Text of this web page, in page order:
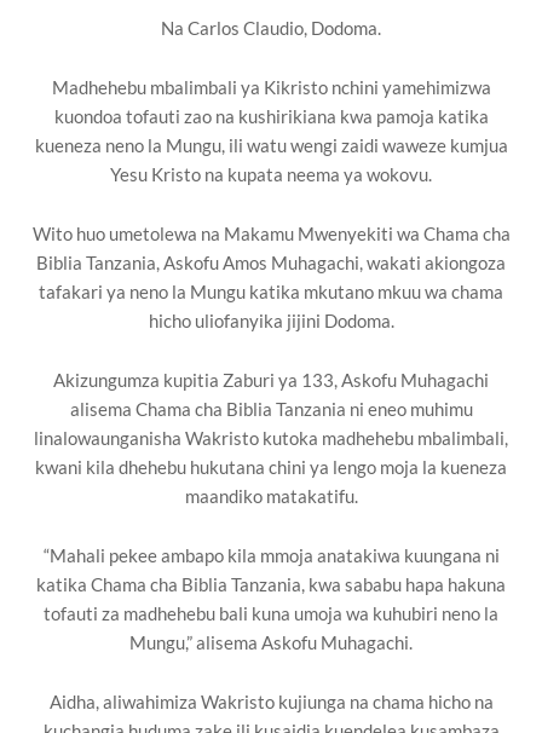
Na Carlos Claudio, Dodoma.
Madhehebu mbalimbali ya Kikristo nchini yamehimizwa
kuondoa tofauti zao na kushirikiana kwa pamoja katika
kueneza neno la Mungu, ili watu wengi zaidi waweze kumjua
Yesu Kristo na kupata neema ya wokovu.
Wito huo umetolewa na Makamu Mwenyekiti wa Chama cha
Biblia Tanzania, Askofu Amos Muhagachi, wakati akiongoza
tafakari ya neno la Mungu katika mkutano mkuu wa chama
hicho uliofanyika jijini Dodoma.
Akizungumza kupitia Zaburi ya 133, Askofu Muhagachi
alisema Chama cha Biblia Tanzania ni eneo muhimu
linalowaunganisha Wakristo kutoka madhehebu mbalimbali,
kwani kila dhehebu hukutana chini ya lengo moja la kueneza
maandiko matakatifu.
“Mahali pekee ambapo kila mmoja anatakiwa kuungana ni
katika Chama cha Biblia Tanzania, kwa sababu hapa hakuna
tofauti za madhehebu bali kuna umoja wa kuhubiri neno la
Mungu,” alisema Askofu Muhagachi.
Aidha, aliwahimiza Wakristo kujiunga na chama hicho na